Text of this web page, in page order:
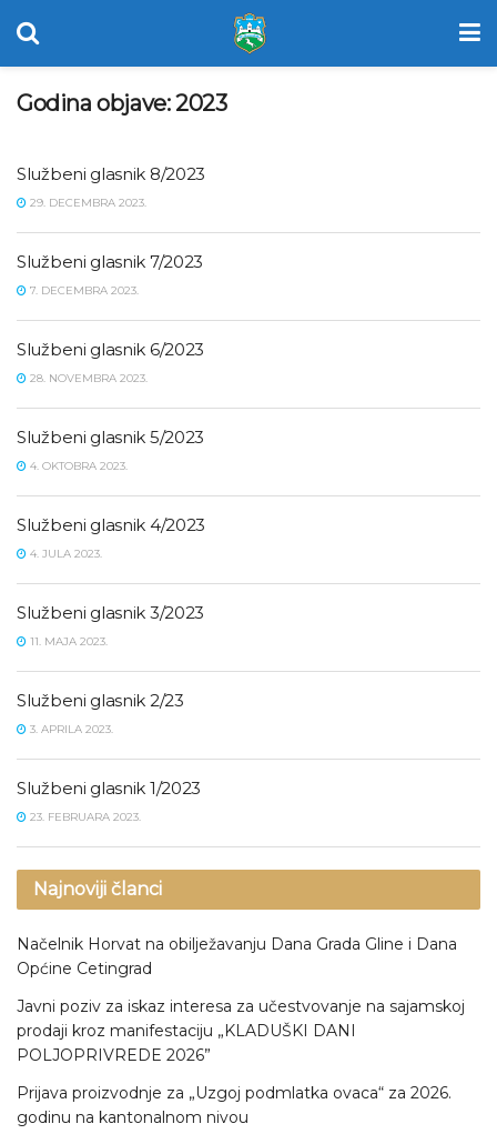
Godina objave:2023
Službeni glasnik 8/2023
29. DECEMBRA 2023.
Službeni glasnik 7/2023
7. DECEMBRA 2023.
Službeni glasnik 6/2023
28. NOVEMBRA 2023.
Službeni glasnik 5/2023
4. OKTOBRA 2023.
Službeni glasnik 4/2023
4. JULA 2023.
Službeni glasnik 3/2023
11. MAJA 2023.
Službeni glasnik 2/23
3. APRILA 2023.
Službeni glasnik 1/2023
23. FEBRUARA 2023.
Najnoviji članci
Načelnik Horvat na obilježavanju Dana Grada Gline i Dana
Općine Cetingrad
Javni poziv za iskaz interesa za učestvovanje na sajamskoj
prodaji kroz manifestaciju „KLADUŠKI DANI
POLJOPRIVREDE 2026”
Prijava proizvodnje za „Uzgoj podmlatka ovaca“ za 2026.
godinu na kantonalnom nivou